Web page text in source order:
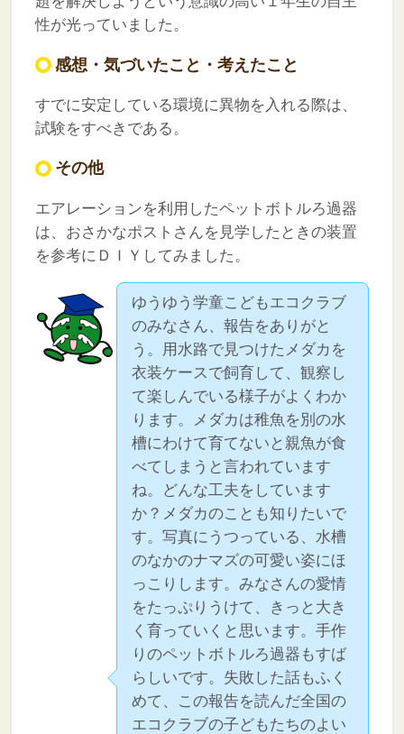
性が光っていました。
感想・気づいたこと・考えたこと
すでに安定している環境に異物を入れる際は、
試験をすべきである。
その他
エアレーションを利用したペットボトルろ過器
は、おさかなポストさんを見学したときの装置
を参考にＤＩＹしてみました。
ゆうゆう学童こどもエコクラブ
のみなさん、報告をありがと
う。用水路で見つけたメダカを
衣装ケースで飼育して、観察し
て楽しんでいる様子がよくわか
ります。メダカは稚魚を別の水
槽にわけて育てないと親魚が食
べてしまうと言われています
ね。どんな工夫をしています
か？メダカのことも知りたいで
す。写真にうつっている、水槽
のなかのナマズの可愛い姿にほ
っこりします。みなさんの愛情
をたっぷりうけて、きっと大き
く育っていくと思います。手作
りのペットボトルろ過器もすば
らしいです。失敗した話もふく
めて、この報告を読んだ全国の
エコクラブの子どもたちのよい